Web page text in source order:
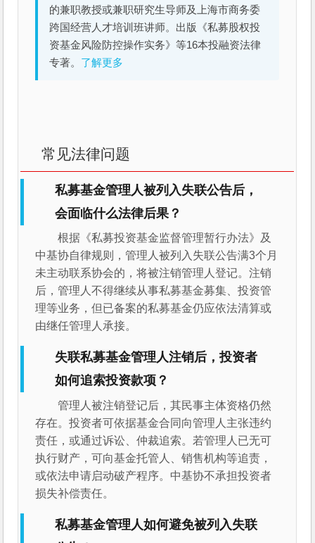
的兼职教授或兼职研究生导师及上海市商务委
跨国经营人才培训班讲师。出版《私募股权投
资基金风险防控操作实务》等16本投融资法律
专著。 了解更多
常见法律问题
私募基金管理人被列入失联公告后，
会面临什么法律后果？
根据《私募投资基金监督管理暂行办法》及
中基协自律规则，管理人被列入失联公告满3个月
未主动联系协会的，将被注销管理人登记。注销
后，管理人不得继续从事私募基金募集、投资管
理等业务，但已备案的私募基金仍应依法清算或
由继任管理人承接。
失联私募基金管理人注销后，投资者
如何追索投资款项？
管理人被注销登记后，其民事主体资格仍然
存在。投资者可依据基金合同向管理人主张违约
责任，或通过诉讼、仲裁追索。若管理人已无可
执行财产，可向基金托管人、销售机构等追责，
或依法申请启动破产程序。中基协不承担投资者
损失补偿责任。
私募基金管理人如何避免被列入失联